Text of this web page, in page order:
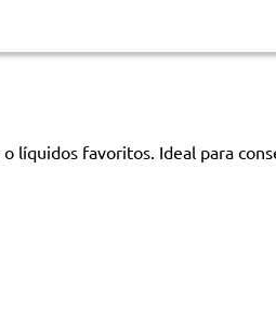
líquidos favoritos. Ideal para